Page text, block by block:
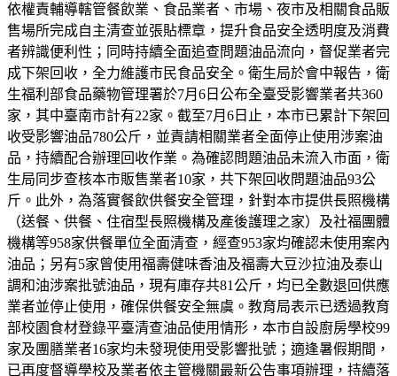
依權責輔導轄管餐飲業、食品業者、市場、夜市及相關食品販
售場所完成自主清查並張貼標章，提升食品安全透明度及消費
者辨識便利性；同時持續全面追查問題油品流向，督促業者完
成下架回收，全力維護市民食品安全。衛生局於會中報告，衛
生福利部食品藥物管理署於7月6日公布全臺受影響業者共360
家，其中臺南市計有22家。截至7月6日止，本市已累計下架回
收受影響油品780公斤，並責請相關業者全面停止使用涉案油
品，持續配合辦理回收作業。為確認問題油品未流入市面，衛
生局同步查核本市販售業者10家，共下架回收問題油品93公
斤。此外，為落實餐飲供餐安全管理，針對本市提供長照機構
（送餐、供餐、住宿型長照機構及產後護理之家）及社福團體
機構等958家供餐單位全面清查，經查953家均確認未使用案內
油品；另有5家曾使用福壽健味香油及福壽大豆沙拉油及泰山
調和油涉案批號油品，現有庫存共81公斤，均已全數退回供應
業者並停止使用，確保供餐安全無虞。教育局表示已透過教育
部校園食材登錄平臺清查油品使用情形，本市自設廚房學校99
家及團膳業者16家均未發現使用受影響批號；適逢暑假期間，
已再度督導學校及業者依主管機關最新公告事項辦理，持續落